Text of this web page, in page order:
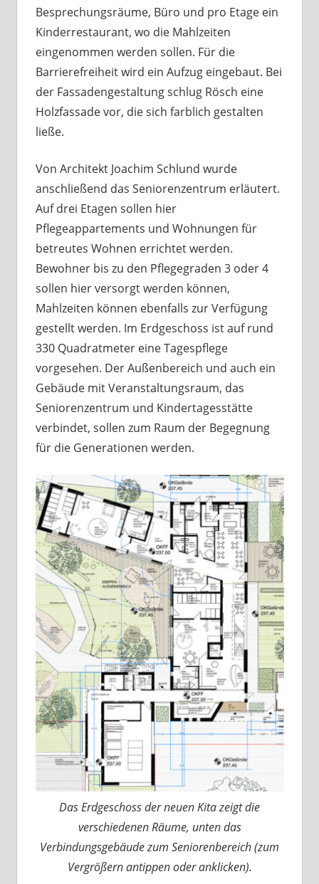
Besprechungsräume, Büro und pro Etage ein
Kinderrestaurant, wo die Mahlzeiten
eingenommen werden sollen. Für die
Barrierefreiheit wird ein Aufzug eingebaut. Bei
der Fassadengestaltung schlug Rösch eine
Holzfassade vor, die sich farblich gestalten
ließe.
Von Architekt Joachim Schlund wurde
anschließend das Seniorenzentrum erläutert.
Auf drei Etagen sollen hier
Pflegeappartements und Wohnungen für
betreutes Wohnen errichtet werden.
Bewohner bis zu den Pflegegraden 3 oder 4
sollen hier versorgt werden können,
Mahlzeiten können ebenfalls zur Verfügung
gestellt werden. Im Erdgeschoss ist auf rund
330 Quadratmeter eine Tagespflege
vorgesehen. Der Außenbereich und auch ein
Gebäude mit Veranstaltungsraum, das
Seniorenzentrum und Kindertagesstätte
verbindet, sollen zum Raum der Begegnung
für die Generationen werden.
Das Erdgeschoss der neuen Kita zeigt die
verschiedenen Räume, unten das
Verbindungsgebäude zum Seniorenbereich (zum
Vergrößern antippen oder anklicken).